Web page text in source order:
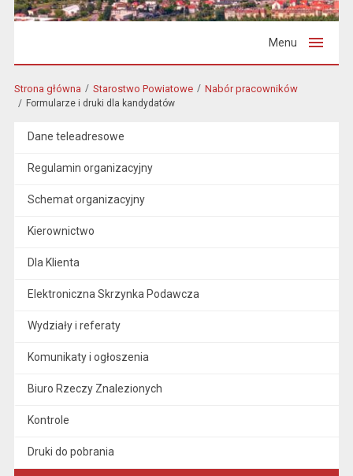
Menu
Strona główna Starostwo Powiatowe Nabór pracowników
Formularze i druki dla kandydatów
Dane teleadresowe
Regulamin organizacyjny
Schemat organizacyjny
Kierownictwo
Dla Klienta
Elektroniczna Skrzynka Podawcza
Wydziały i referaty
Komunikaty i ogłoszenia
Biuro Rzeczy Znalezionych
Kontrole
Druki do pobrania